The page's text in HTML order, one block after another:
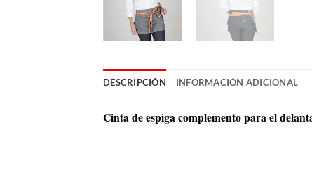
DESCRIPCIÓN INFORMACIÓN ADICIONAL
Cinta de espiga complemento para el